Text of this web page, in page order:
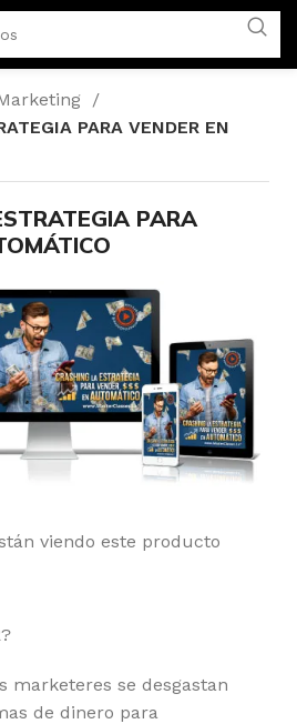
PARA VENDER EN
PARA
viendo este producto
marketeres se desgastan
de dinero para